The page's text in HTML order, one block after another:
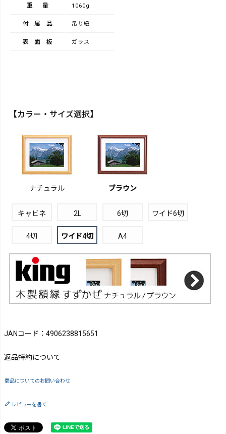
重量 1060g
付属品 吊り紐
表面板 ガラス
【カラー・サイズ選択】
ナチュラル ブラウン
キャビネ 2L 6切 ワイド6切
4切 ワイド4切 A4
JANコード：4906238815651
返品特約について
商品についてのお問い合わせ
レビューを書く